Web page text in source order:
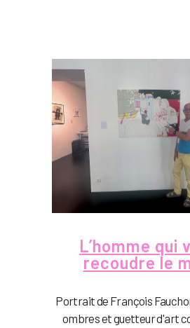
L’homme qui
recoudre le
Portrait de François
ombres et guetteur d'art